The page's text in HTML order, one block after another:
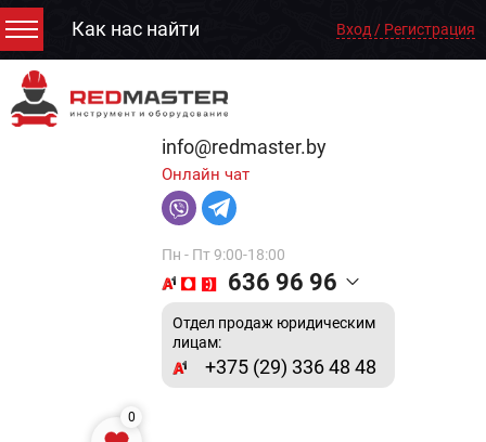
Как нас найти Вход / Регистрация
info@redmaster.by
Онлайн чат
Пн - Пт 9:00-18:00
636 96 96
Отдел продаж юридическим
лицам:
+375 (29) 336 48 48
0